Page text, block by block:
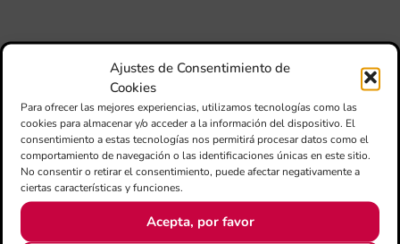
Ajustes de Consentimiento de
Cookies
Para ofrecer las mejores experiencias, utilizamos tecnologías como las
cookies para almacenar y/o acceder a la información del dispositivo. El
consentimiento a estas tecnologías nos permitirá procesar datos como el
comportamiento de navegación o las identificaciones únicas en este sitio.
No consentir o retirar el consentimiento, puede afectar negativamente a
ciertas características y funciones.
Acepta, por favor